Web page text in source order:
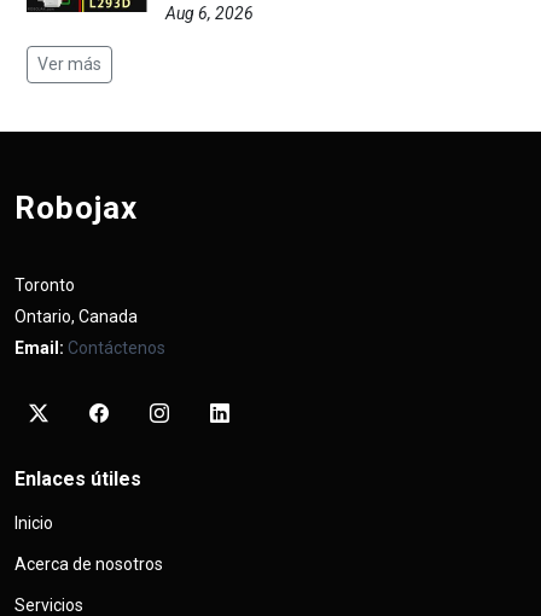
Aug 6, 2026
Ver más
Robojax
Toronto
Ontario, Canada
Email: Contáctenos
Enlaces útiles
Inicio
Acerca de nosotros
Servicios